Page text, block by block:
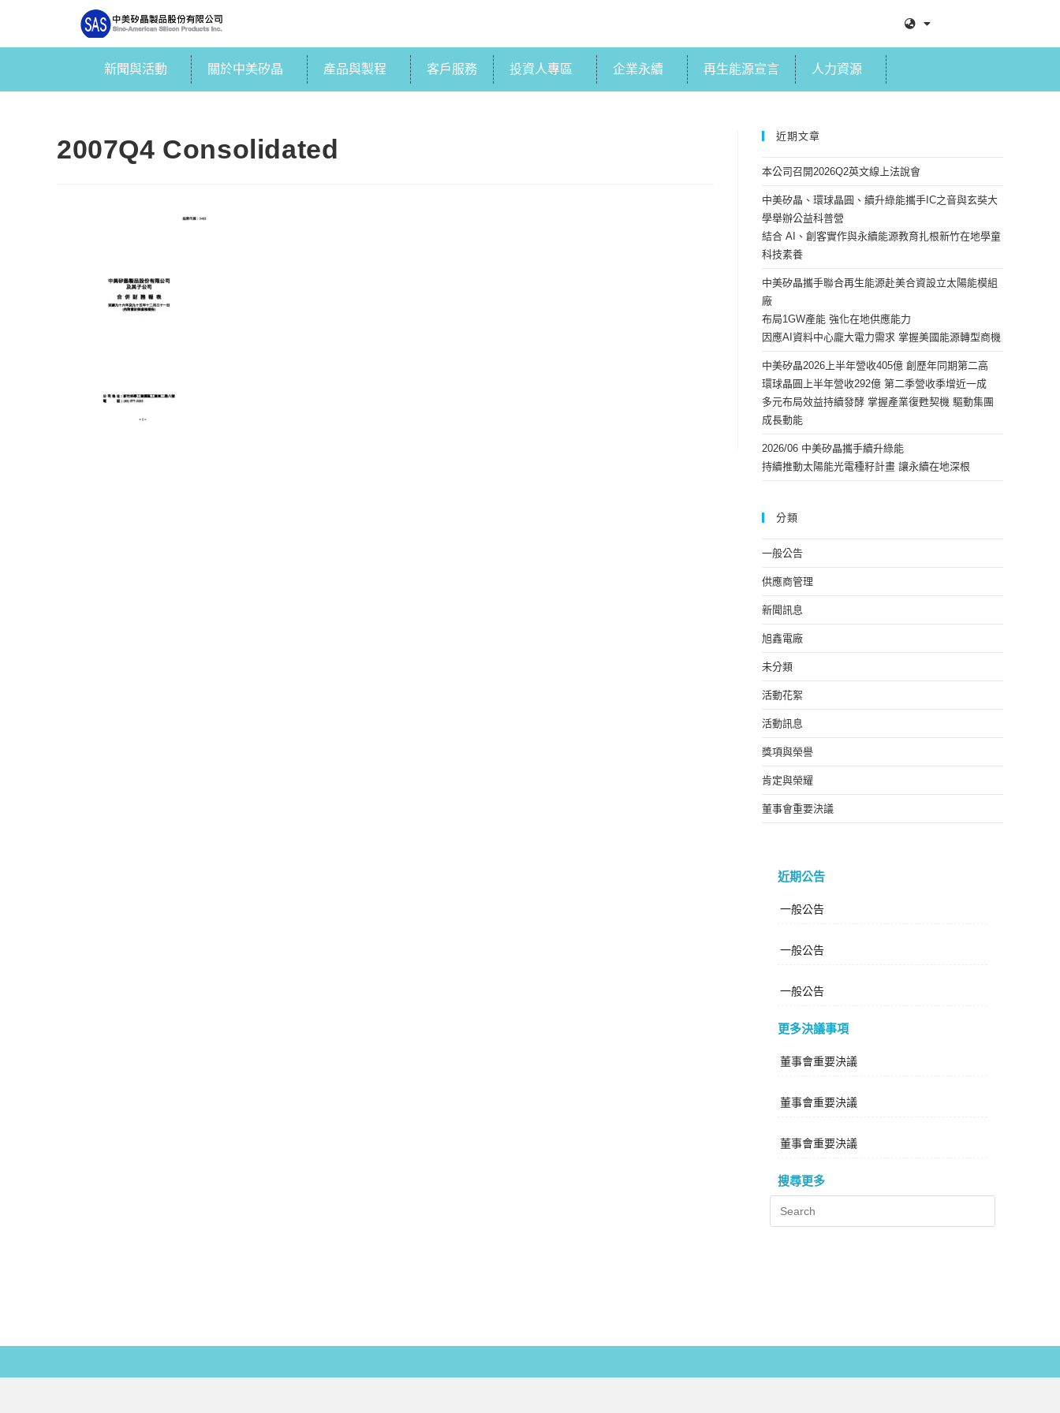
新聞與活動 關於中美矽晶 產品與製程 客戶服務 投資人專區 企業永續 再生能源宣言 人力資源
2007Q4 Consolidated 近期文章
本公司召開2026Q2英文線上法說會
中美矽晶、環球晶圓、續升綠能攜手IC之音與玄奘大
學舉辦公益科普營
結合 AI、創客實作與永續能源教育扎根新竹在地學童
科技素養
中美矽晶攜手聯合再生能源赴美合資設立太陽能模組
廠
布局1GW產能 強化在地供應能力
因應AI資料中心龐大電力需求 掌握美國能源轉型商機
中美矽晶2026上半年營收405億 創歷年同期第二高
環球晶圓上半年營收292億 第二季營收季增近一成
多元布局效益持續發酵 掌握產業復甦契機 驅動集團
成長動能
2026/06 中美矽晶攜手續升綠能
持續推動太陽能光電種籽計畫 讓永續在地深根
分類
一般公告
供應商管理
新聞訊息
旭鑫電廠
未分類
活動花絮
活動訊息
獎項與榮譽
肯定與榮耀
董事會重要決議
近期公告
一般公告
一般公告
一般公告
更多決議事項
董事會重要決議
董事會重要決議
董事會重要決議
搜尋更多